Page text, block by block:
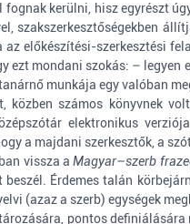
kerülni, hisz egyrészt
szakszerkesztőségekben
előkészítési-szerkesztési
mondani szokás: –
munkája egy valóban
számos könyvnek
elektronikus
a majdani szerkesztők, a
vissza aMagyar–szerb
Érdemes talán
(azaz a szerb) egységek
pontos